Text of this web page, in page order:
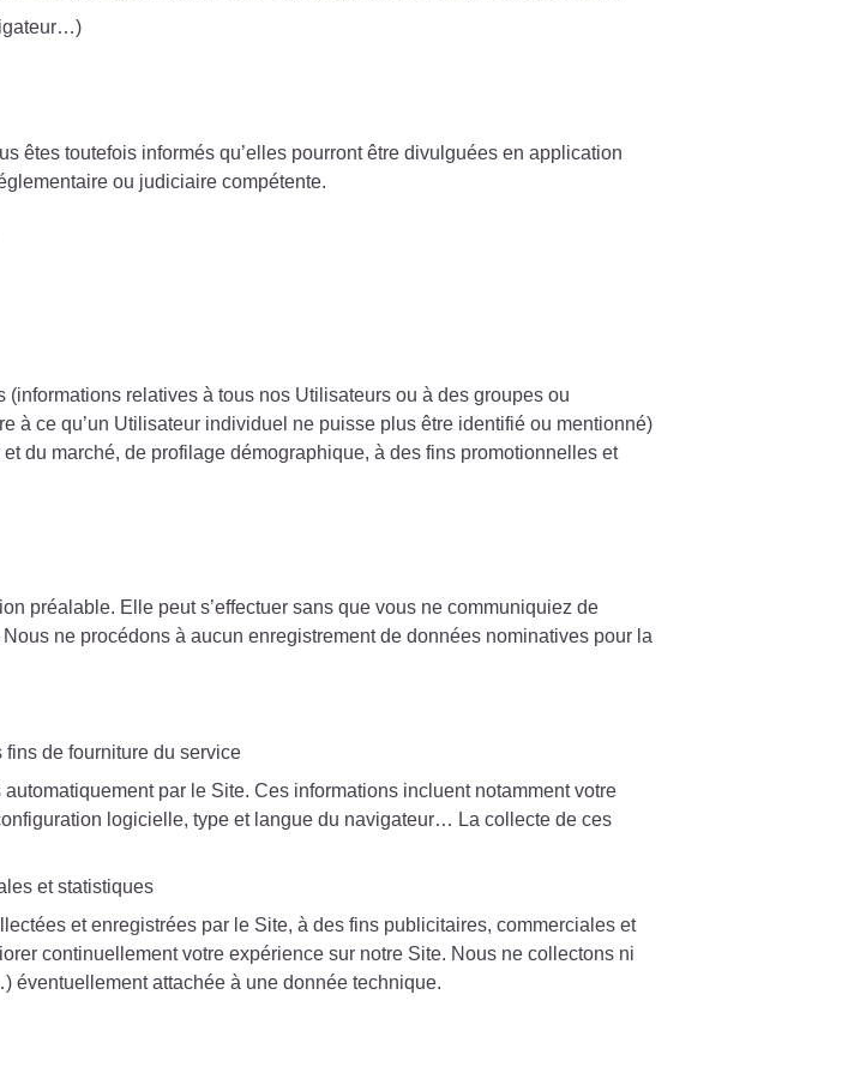
êtes toutefois informés qu’elles pourront être divulguées en application
ou judiciaire compétente.
relatives à tous nos Utilisateurs ou à des groupes ou
à ce qu’un Utilisateur individuel ne puisse plus être identifié ou mentionné)
du marché, de profilage démographique, à des fins promotionnelles et
préalable. Elle peut s’effectuer sans que vous ne communiquiez de
ne procédons à aucun enregistrement de données nominatives pour la
de fourniture du service
par le Site. Ces informations incluent notamment votre
logicielle, type et langue du navigateur… La collecte de ces
et statistiques
et enregistrées par le Site, à des fins publicitaires, commerciales et
continuellement votre expérience sur notre Site. Nous ne collectons ni
éventuellement attachée à une donnée technique.